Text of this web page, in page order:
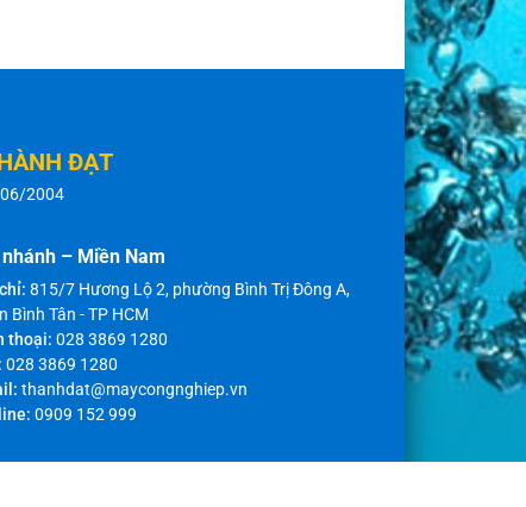
ĐẠT
2004
– Miền Nam
815/7 Hương Lộ 2, phường Bình Trị Đông A,
Bình Tân - TP HCM
thoại: 028 3869 1280
028 3869 1280
thanhdat@maycongnghiep.vn
0909 152 999